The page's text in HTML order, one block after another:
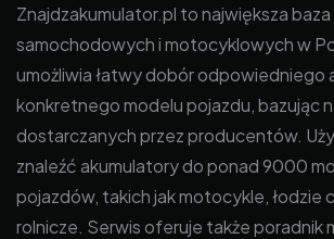
Znajdzakumulator.pl to największa
samochodowych i motocyklowych w
umożliwia łatwy dobór odpowiedniego
konkretnego modelu pojazdu, bazując
dostarczanych przez producentów.
znaleźć akumulatory do ponad 9000
pojazdów, takich jak motocykle, łodzie
rolnicze. Serwis oferuje także poradnik